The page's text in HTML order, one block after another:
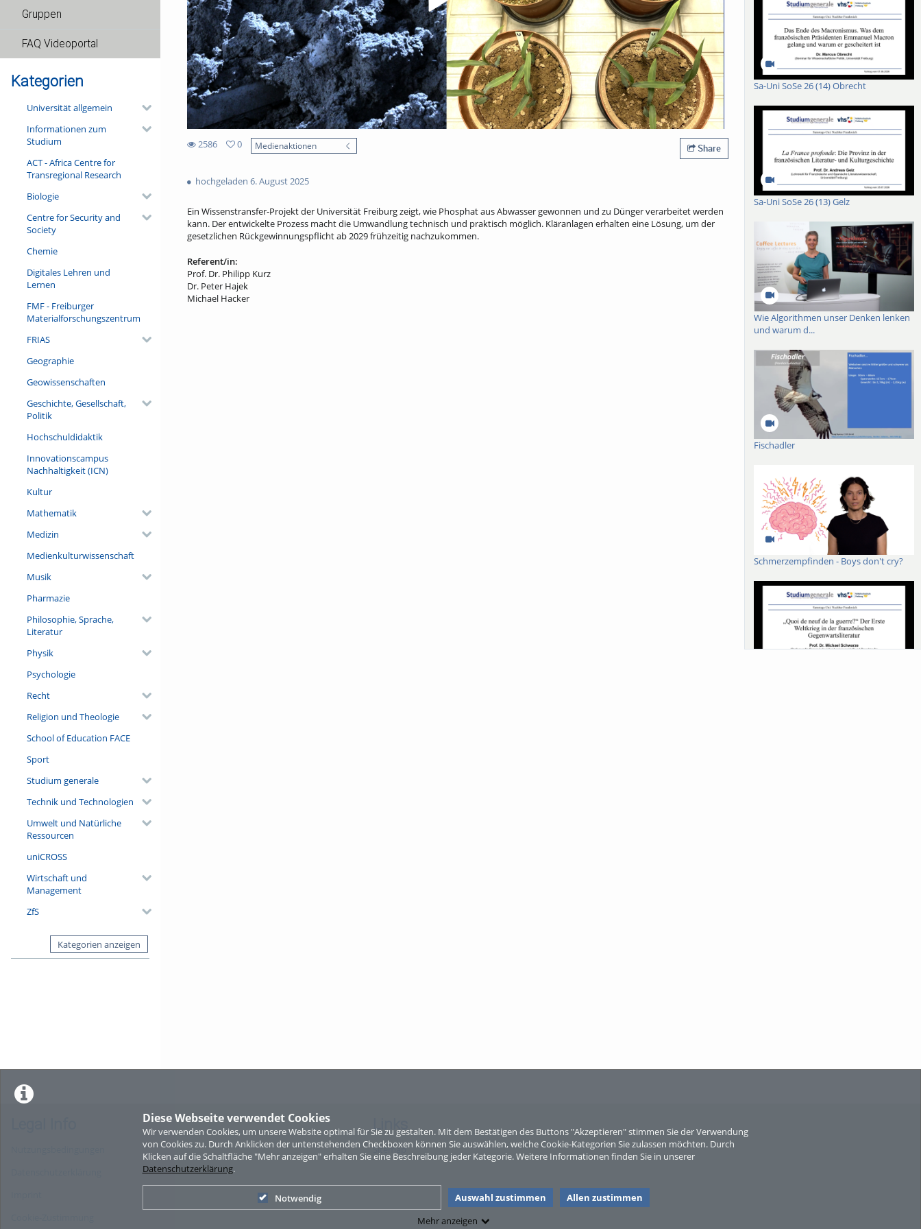
Diese Webseite verwendet Cookies
Wir verwenden Cookies, um unsere Website optimal für Sie zu gestalten. Mit dem Bestätigen des Buttons "Akzeptieren" stimmen Sie der Verwendung
von Cookies zu. Durch Anklicken der untenstehenden Checkboxen können Sie auswählen, welche Cookie-Kategorien Sie zulassen möchten. Durch
Klicken auf die Schaltfläche "Mehr anzeigen" erhalten Sie eine Beschreibung jeder Kategorie. Weitere Informationen finden Sie in unserer
Datenschutzerklärung.
Notwendig Auswahl zustimmen
Allen zustimmen
Mehr anzeigen
Gruppen
FAQ Videoportal
Kategorien
Universität allgemein
Informationen zum
Studium
ACT - Africa Centre for
Transregional Research
Biologie
Centre for Security and
Society
Chemie
Digitales Lehren und
Lernen
FMF - Freiburger
Materialforschungszentrum
FRIAS
Geographie
Geowissenschaften
Geschichte, Gesellschaft,
Politik
Hochschuldidaktik
Innovationscampus
Nachhaltigkeit (ICN)
Kultur
Mathematik
Medizin
Medienkulturwissenschaft
Musik
Pharmazie
Philosophie, Sprache,
Literatur
Physik
Psychologie
Recht
Religion und Theologie
School of Education FACE
Sport
Studium generale
Technik und Technologien
Umwelt und Natürliche
Ressourcen
uniCROSS
Wirtschaft und
Management
ZfS
Kategorien anzeigen
2586
views
0
Medienaktionen Share
hochgeladen 6. August 2025
Ein Wissenstransfer-Projekt der Universität Freiburg zeigt, wie Phosphat aus Abwasser gewonnen und zu Dünger verarbeitet werden
kann. Der entwickelte Prozess macht die Umwandlung technisch und praktisch möglich. Kläranlagen erhalten eine Lösung, um der
gesetzlichen Rückgewinnungspflicht ab 2029 frühzeitig nachzukommen.
Referent/in:
Prof. Dr. Philipp Kurz
Dr. Peter Hajek
Michael Hacker
Sa-Uni SoSe 26 (14) Obrecht
Sa-Uni SoSe 26 (13) Gelz
Wie Algorithmen unser Denken lenken
und warum d...
Fischadler
Schmerzempfinden - Boys don't cry?
Links
Sitemap